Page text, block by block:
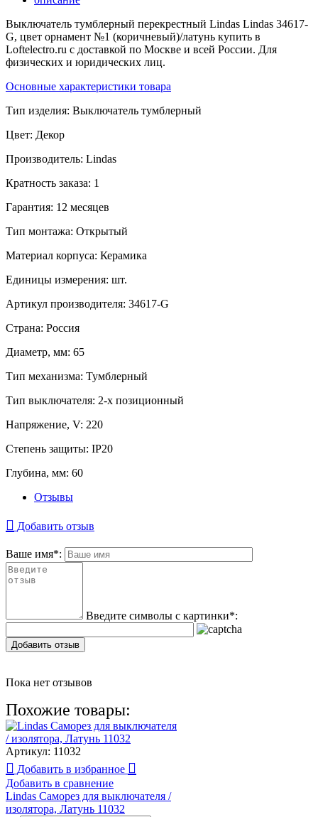
Выключатель тумблерный перекрестный Lindas Lindas 34617-
G, цвет орнамент №1 (коричневый)/латунь купить в
Loftelectro.ru c доставкой по Москве и всей России. Для
физических и юридических лиц.
Основные характеристики товара
Тип изделия: Выключатель тумблерный
Цвет: Декор
Производитель: Lindas
Кратность заказа: 1
Гарантия: 12 месяцев
Тип монтажа: Открытый
Материал корпуса: Керамика
Единицы измерения: шт.
Артикул производителя: 34617-G
Страна: Россия
Диаметр, мм: 65
Тип механизма: Тумблерный
Тип выключателя: 2-х позиционный
Напряжение, V: 220
Степень защиты: IP20
Глубина, мм: 60
Отзывы
Добавить отзыв
Ваше имя*:
Введите символы с картинки*:
Добавить отзыв
Пока нет отзывов
Похожие товары:
Артикул: 11032
Добавить в избранное
Добавить в сравнение
Lindas Саморез для выключателя /
изолятора, Латунь 11032